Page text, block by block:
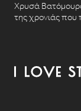
Χρυσά Βατόμουρα:
της χρονιάς που